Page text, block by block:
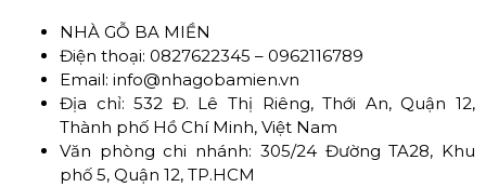
NHÀ GỖ BA MIỀN
Điện thoại: 0827622345 – 0962116789
Email: info@nhagobamien.vn
Địa chỉ: 532 Đ. Lê Thị Riêng, Thới An, Quận 12,
Thành phố Hồ Chí Minh, Việt Nam
Văn phòng chi nhánh: 305/24 Đường TA28, Khu
phố 5, Quận 12, TP.HCM